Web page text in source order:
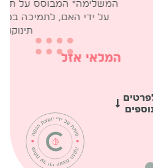
המשלימה*
על ידי האם,
המלאי אזל